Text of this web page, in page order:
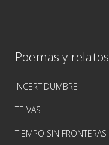
Poemas y relatos
INCERTIDUMBRE
TE VAS
TIEMPO SIN FRONTERAS